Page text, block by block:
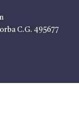
C.G. 495677